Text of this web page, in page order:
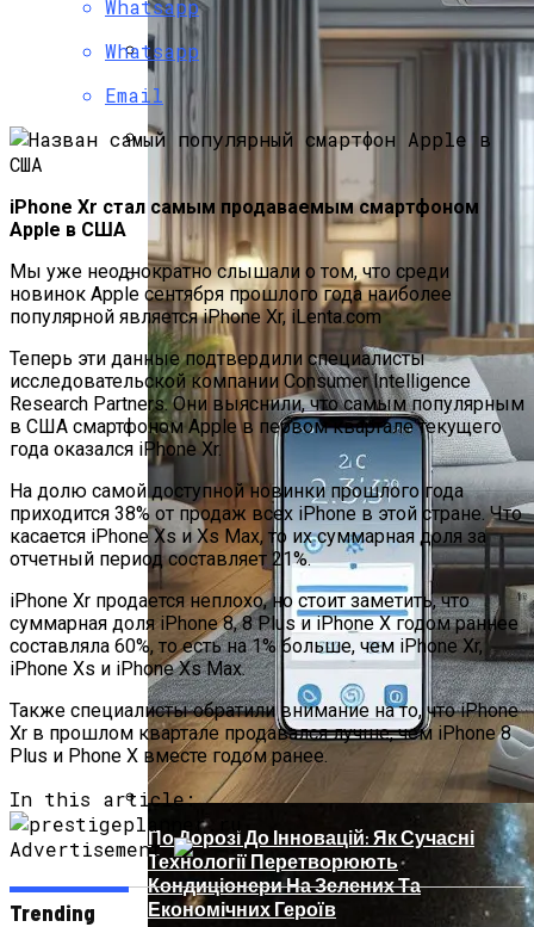
Ученые Назвали Новую Угрозу
Человечеству, Вызванную
Глобальным Потеплением
Как Изучать Библию
По Дорозі До Інновацій: Як Сучасні
Технології Перетворюють
Кондиціонери На Зелених Та
Економічних Героїв
Whatsapp
Whatsapp
Email
iPhone Xr стал самым продаваемым смартфоном
Apple в США
Мы уже неоднократно слышали о том, что среди
новинок Apple сентября прошлого года наиболее
популярной является iPhone Xr, iLenta.com
Теперь эти данные подтвердили специалисты
исследовательской компании Consumer Intelligence
Research Partners. Они выяснили, что самым популярным
в США смартфоном Apple в первом квартале текущего
года оказался iPhone Xr.
На долю самой доступной новинки прошлого года
приходится 38% от продаж всех iPhone в этой стране. Что
касается iPhone Xs и Xs Max, то их суммарная доля за
отчетный период составляет 21%.
iPhone Xr продается неплохо, но стоит заметить, что
суммарная доля iPhone 8, 8 Plus и iPhone X годом раннее
составляла 60%, то есть на 1% больше, чем iPhone Xr,
iPhone Xs и iPhone Xs Max.
Также специалисты обратили внимание на то, что iPhone
Xr в прошлом квартале продавался лучше, чем iPhone 8
Plus и Phone X вместе годом ранее.
In this article:
Advertisement
Trending